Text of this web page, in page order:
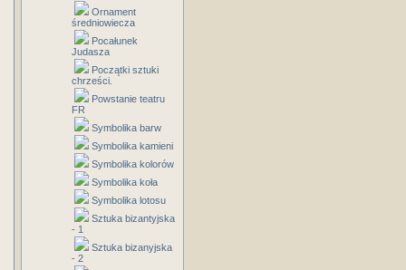
Ornament
średniowiecza
Pocałunek
Judasza
Początki sztuki
chrześci.
Powstanie teatru
FR
Symbolika barw
Symbolika kamieni
Symbolika kolorów
Symbolika koła
Symbolika lotosu
Sztuka bizantyjska
- 1
Sztuka bizanyjska
- 2